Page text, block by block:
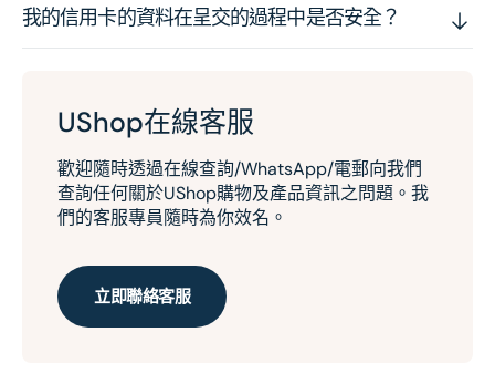
我的信用卡的資料在呈交的過程中是否安全？
UShop在線客服
歡迎隨時透過在線查詢/WhatsApp/電郵向我們
查詢任何關於UShop購物及產品資訊之問題。我
們的客服專員隨時為你效名。
立即聯絡客服